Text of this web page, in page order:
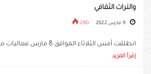
والتراث الثقافي
280
انطلقت أمس الثلاثاء الموافق 8 مارس فعاليات مؤتمر الابتكار والتراث .....
إقرأ المزيد